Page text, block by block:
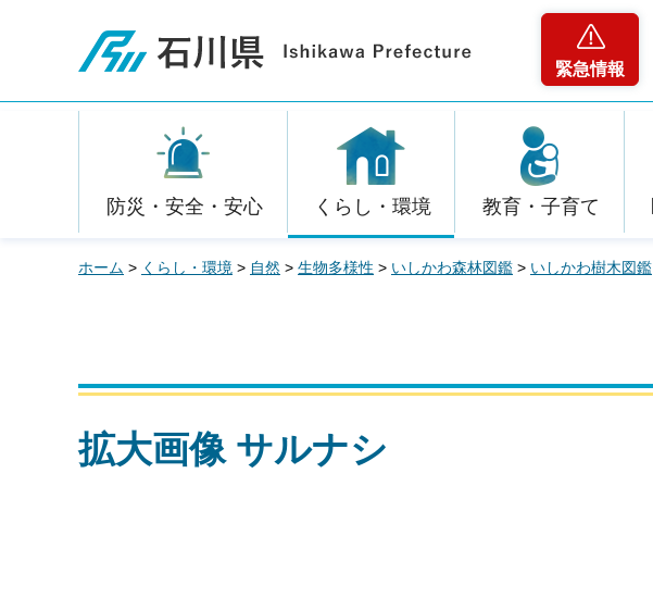
石川県
緊急情報
防災・安全・安心 くらし・環境 教育・子育て
ホーム > くらし・環境 > 自然 > 生物多様性 > いしかわ森林図鑑 > いしかわ樹木図鑑
拡大画像 サルナシ